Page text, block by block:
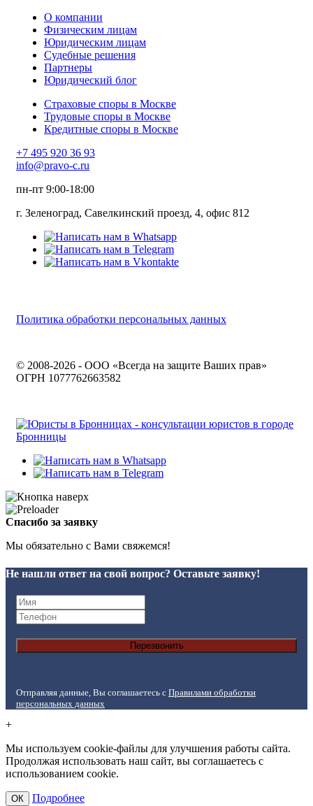
О компании
Физическим лицам
Юридическим лицам
Судебные решения
Партнеры
Юридический блог
Страховые споры в Москве
Трудовые споры в Москве
Кредитные споры в Москве
+7 495 920 36 93
info@pravo-c.ru
пн-пт 9:00-18:00
г. Зеленоград, Савелкинский проезд, 4, офис 812
Политика обработки персональных данных
© 2008-2026 - ООО «Всегда на защите Ваших прав»
ОГРН 1077762663582
Спасибо за заявку
Мы обязательно с Вами свяжемся!
Не нашли ответ на свой вопрос? Оставьте заявку!
Перезвонить
Отправляя данные, Вы соглашаетесь с Правилами обработки
персональных данных
+
Мы используем cookie-файлы для улучшения работы сайта.
Продолжая использовать наш сайт, вы соглашаетесь с
использованием cookie.
ОК Подробнее